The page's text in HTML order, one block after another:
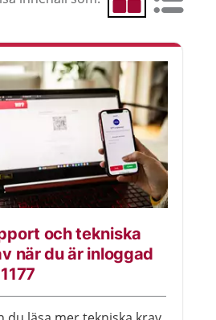
Visa som rutnät
Visa som
och tekniska
när du är inloggad